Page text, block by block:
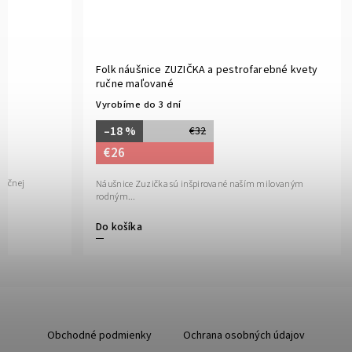
Folk náušnice ZUZIČKA a pestrofarebné kvety
ručne maľované
Vyrobíme do 3 dní
€32
–18 %
€26
Do košíka
Náušnice Zuzička sú inšpirované naším milovaným
rodným...
Obchodné podmienky Ochrana osobných údajov